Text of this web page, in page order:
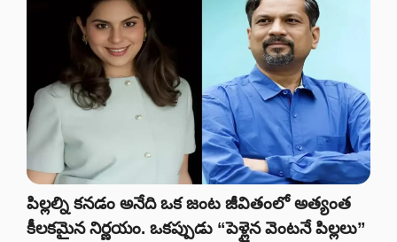
పిల్లల్ని కనడం అనేది ఒక జంట జీవితంలో అత్యంత
కీలకమైన నిర్ణయం. ఒకప్పుడు “పెళ్లైన వెంటనే పిల్లలు”